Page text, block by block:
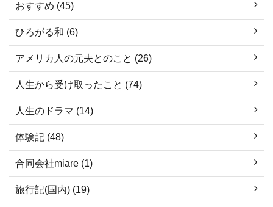
おすすめ (45)
ひろがる和 (6)
アメリカ人の元夫とのこと (26)
人生から受け取ったこと (74)
人生のドラマ (14)
体験記 (48)
合同会社miare (1)
旅行記(国内) (19)